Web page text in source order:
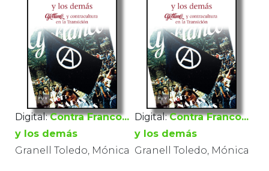
Digital: Contra Franco...
y los demás
Granell Toledo, Mónica
Digital: Contra Franco...
y los demás
Granell Toledo, Mónica